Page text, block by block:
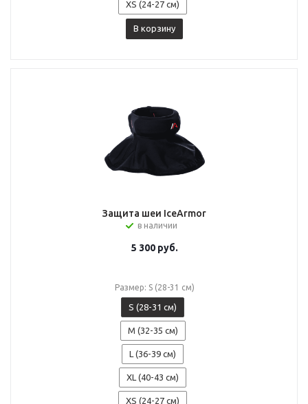
XS (24-27 см)
В корзину
Защита шеи IceArmor
в наличии
5 300руб.
Размер: S (28-31 см)
S (28-31 см)
M (32-35 см)
L (36-39 см)
XL (40-43 см)
XS (24-27 см)